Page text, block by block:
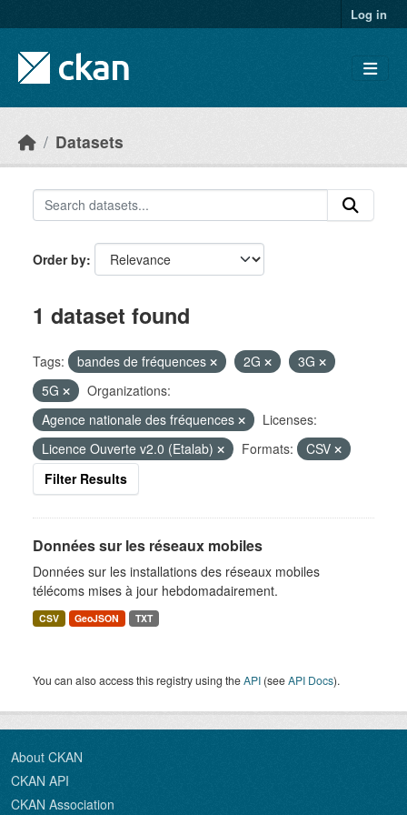
Log in
Datasets
Order by
1 dataset found
Tags: bandes de fréquences 2G
3G
5G
Organizations:
Agence nationale des fréquences
Licenses:
Licence Ouverte v2.0 (Etalab)
Formats:
CSV
Filter Results
Données sur les réseaux mobiles
Données sur les installations des réseaux mobiles
télécoms mises à jour hebdomadairement.
CSV GeoJSON TXT
You can also access this registry using theAPI (seeAPI Docs).
About CKAN
CKAN API
CKAN Association